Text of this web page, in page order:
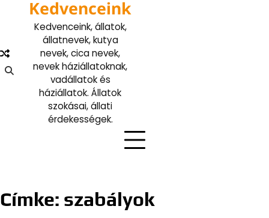
Kedvenceink
Kedvenceink, állatok,
állatnevek, kutya
nevek, cica nevek,
nevek háziállatoknak,
vadállatok és
háziállatok. Állatok
szokásai, állati
érdekességek.
Címke: szabályok